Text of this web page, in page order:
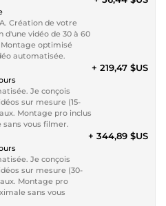
Création de votre
d'une vidéo de 30 à 60
Montage optimisé
automatisée.
Je conçois
sur mesure (15-
Montage pro inclus
vous filmer.
+ 219,47 $US
Je conçois
sur mesure (30-
Montage pro
sans vous
+ 344,89 $US